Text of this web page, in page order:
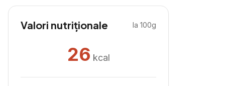
Valori nutriționale la 100g
26 kcal